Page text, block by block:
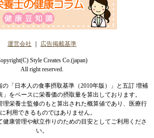
運営会社 広告掲載基準
Style Creates Co.(japan)
All right reserved.
「日本人の食事摂取基準（2010年版）」と五訂 増補
」をベースに栄養価の摂取量を算出しております。
理栄養士監修のもと算出された概算値であり、医療行
利用できるものではありません。
健康管理や献立作りのための目安としてご利用くださ
い。